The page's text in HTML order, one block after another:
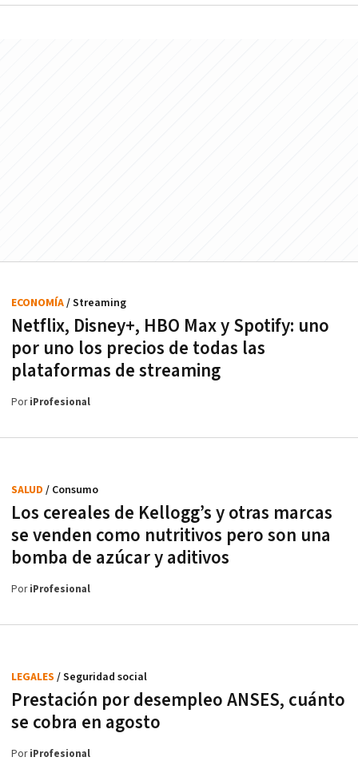
Netflix, Disney+, HBO Max y Spotify: uno
por uno los precios de todas las
plataformas de streaming
ECONOMÍA/ Streaming
PoriProfesional
Los cereales de Kellogg’s y otras marcas
se venden como nutritivos pero son una
bomba de azúcar y aditivos
SALUD / Consumo
PoriProfesional
Prestación por desempleo ANSES, cuánto
se cobra en agosto
LEGALES / Seguridad social
PoriProfesional